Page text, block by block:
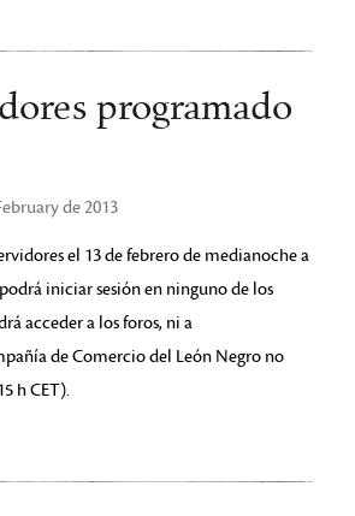
programado
de 2013
el 13 de febrero de medianoche a
iniciar sesión en ninguno de los
acceder a los foros, ni a
de Comercio del León Negro no
h CET).